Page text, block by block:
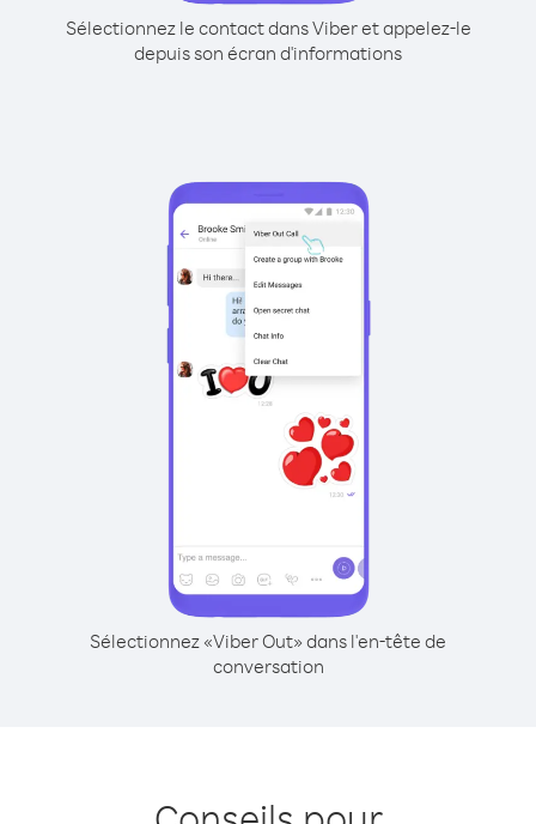
Sélectionnez le contact dans Viber et appelez-le
depuis son écran d'informations
Sélectionnez «Viber Out» dans l'en-tête de
conversation